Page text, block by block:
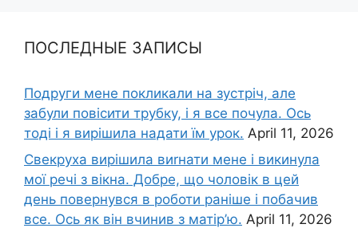
ПОСЛЕДНЫЕ ЗАПИСЫ
Подруги мене покликали на зустріч, але
забули повісити трубку, і я все почула. Ось
тоді і я вирішила надати їм урок. April 11, 2026
Свекруха вирішила виrнати мене і викинула
мої речі з вікна. Добре, що чоловік в цей
день повернувся в роботи раніше і побачив
все. Ось як він вчинив з матір’ю. April 11, 2026